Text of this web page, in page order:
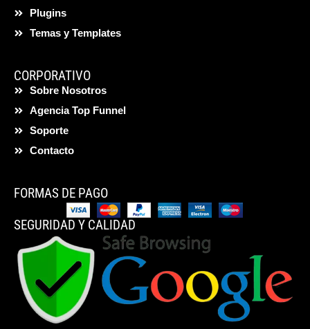
Plugins
Temas y Templates
CORPORATIVO
Sobre Nosotros
Agencia Top Funnel
Soporte
Contacto
FORMAS DE PAGO
SEGURIDAD Y CALIDAD